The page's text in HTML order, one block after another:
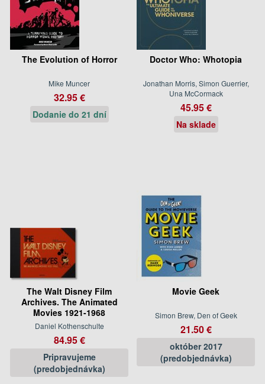
The Evolution of Horror
Mike Muncer
32.95 €
Dodanie do 21 dní
Doctor Who: Whotopia
Jonathan Morris, Simon Guerrier,
Una McCormack
45.95 €
Na sklade
The Walt Disney Film
Archives. The Animated
Movies 1921-1968
Daniel Kothenschulte
84.95 €
Pripravujeme
(predobjednávka)
Movie Geek
Simon Brew, Den of Geek
21.50 €
október 2017
(predobjednávka)